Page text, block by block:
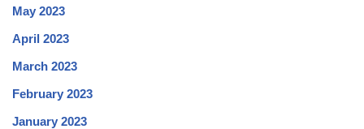
May 2023
April 2023
March 2023
February 2023
January 2023